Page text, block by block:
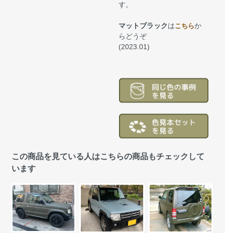
す。
マットブラックはこちらか
らどうぞ
(2023.01)
この商品を見ている人はこちらの商品もチェックして
います